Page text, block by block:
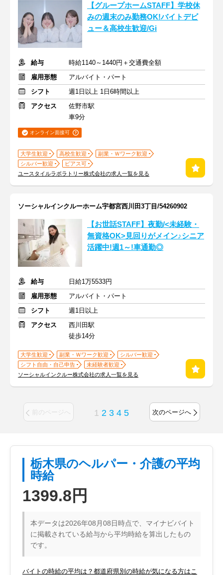
【グループホームSTAFF】学校休
みの週末のみ勤務OK!バイトデビ
ュー＆高校生歓迎/Gi
給与
時給1140～1440円＋交通費全額
雇用形態
アルバイト・パート
シフト
週1日以上 1日6時間以上
アクセス
佐野市駅
車9分
オンライン面接可
大学生歓迎 高校生歓迎
副業・Ｗワーク歓迎
シルバー歓迎
ピアス可
ユースタイルラボラトリー株式会社の求人一覧を見る
ソーシャルインクルーホーム宇都宮西川田3丁目/54260902
【お世話STAFF】夜勤/<未経験・
無資格OK>見回りがメイン♪シニア
活躍中!週1～!車通勤◎
給与
日給1万5533円
雇用形態
アルバイト・パート
シフト
週1日以上
アクセス
西川田駅
徒歩14分
大学生歓迎 副業・Ｗワーク歓迎
シルバー歓迎
シフト自由・自己申告
未経験者歓迎
ソーシャルインクルー株式会社の求人一覧を見る
前のページへ 1 2 3 4 5 次のページへ
栃木県のヘルパー・介護の平均
時給
1399.8円
本データは2026年08月08日時点で、マイナビバイト
に掲載されている給与から平均時給を算出したもの
です。
バイトの時給の平均は？都道府県別の時給が気になる方はこ